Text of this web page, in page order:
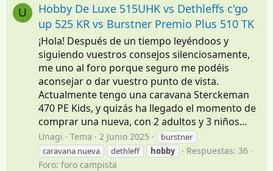
U
Hobby De Luxe 515UHK vs Dethleffs c'go
up 525 KR vs Burstner Premio Plus 510 TK
¡Hola! Después de un tiempo leyéndoos y
siguiendo vuestros consejos silenciosamente,
me uno al foro porque seguro me podéis
aconsejar o dar vuestro punto de vista.
Actualmente tengo una caravana Sterckeman
470 PE Kids, y quizás ha llegado el momento de
comprar una nueva, con 2 adultos y 3 niños...
Unagi Tema 2 Junio 2025
burstner
caravana nueva
dethleff hobby
Respuestas: 36
Foro:foro campista